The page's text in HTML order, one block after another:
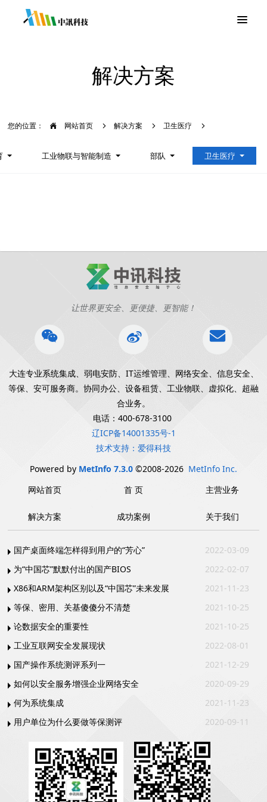
解决方案
您的位置： 网站首页 解决方案 卫生医疗
工业物联与智能制造 部队 卫生医疗
让世界更安全、更便捷、更智能！
大连专业系统集成、弱电安防、IT运维管理、网络安全、信息安全、
等保、安可服务商。协同办公、设备租赁、工业物联、虚拟化、超融
合业务。
电话：400-678-3100
辽ICP备14001335号-1
技术支持：爱得科技
Powered by MetInfo 7.3.0 ©2008-2026 MetInfo Inc.
网站首页
首 页 主营业务
解决方案 成功案例 关于我们
国产桌面终端怎样得到用户的“芳心”
2022-03-09
为“中国芯”默默付出的国产BIOS
2022-02-07
X86和ARM架构区别以及“中国芯”未来发展
2021-11-23
等保、密用、关基傻傻分不清楚
2021-10-25
论数据安全的重要性
2021-10-25
工业互联网安全发展现状
2022-08-01
国产操作系统测评系列一
2021-12-29
如何以安全服务增强企业网络安全
2020-09-29
何为系统集成
2021-11-23
用户单位为什么要做等保测评
2020-09-11